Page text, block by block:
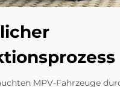
MPV-Fahrzeuge